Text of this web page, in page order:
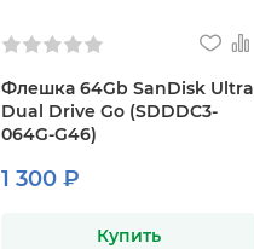
Флешка 64Gb SanDisk Ultra
Dual Drive Go (SDDDC3-
064G-G46)
1 300 ₽
Купить